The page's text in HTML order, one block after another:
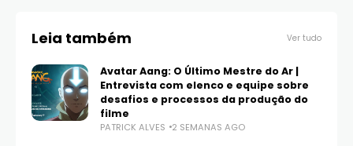
Leia também Ver tudo
Avatar Aang: O Último Mestre do Ar |
Entrevista com elenco e equipe sobre
desafios e processos da produção do
filme
PATRICK ALVES 2 SEMANAS AGO